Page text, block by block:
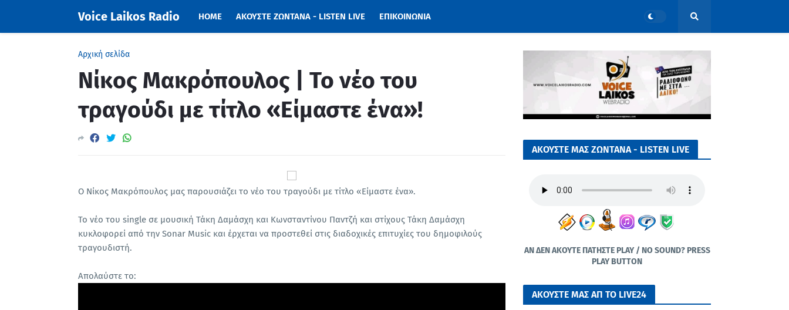
Voice Laikos Radio HOME ΑΚΟΥΣΤΕ ΖΩΝΤΑΝΑ - LISTEN LIVE ΕΠΙΚΟΙΝΩΝΙΑ
Αρχική σελίδα
Νίκος Μακρόπουλος | Το νέο του
τραγούδι με τίτλο «Είμαστε ένα»!
Ο Νίκος Μακρόπουλος μας παρουσιάζει το νέο του τραγούδι με τίτλο «Είμαστε ένα».
Το νέο του single σε μουσική Τάκη Δαμάσχη και Κωνσταντίνου Παντζή και στίχους Τάκη Δαμάσχη
κυκλοφορεί από την Sonar Music και έρχεται να προστεθεί στις διαδοχικές επιτυχίες του δημοφιλούς
τραγουδιστή.
Απολαύστε το:
ΑΚΟΥΣΤΕ ΜΑΣ ΖΩΝΤΑΝΑ - LISTEN LIVE
ΑΝ ΔΕΝ ΑΚΟΥΤΕ ΠΑΤΗΣΤΕ PLAY / NO SOUND? PRESS
PLAY BUTTON
ΑΚΟΥΣΤΕ ΜΑΣ ΑΠ ΤΟ LIVE24